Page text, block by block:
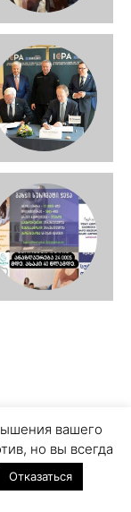
вашего
но вы всегда
Отказаться